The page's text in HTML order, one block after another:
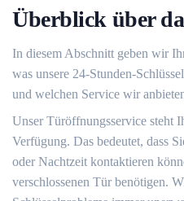
Überblick über
In diesem Abschnitt geben wir
was unsere 24-Stunden-
und welchen Service wir
Unser Türöffnungsservice steht
Verfügung.​ Das bedeutet, dass
oder Nachtzeit kontaktieren
verschlossenen Tür benötigen.​